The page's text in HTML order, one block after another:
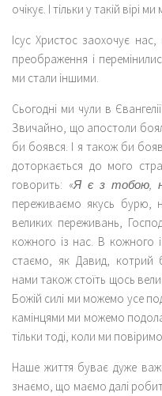
очікує. І тільки у такій вірі
Ісус Христос заохочує
преображення і
ми стали іншими.
Сьогодні ми чули в
Звичайно, що апостоли
би боявся. І я також би
доторкається до мого
говорить: «Я є з тобою,
переживаємо якусь бурю,
великих переживань,
кожного із нас. В кожного
стаємо, як Давид, котрий
нами також стоїть щось
Божій силі ми можемо усе
камінцями ми можемо
тільки тоді, коли ми
Наше життя буває дуже
знаємо, що маємо далі